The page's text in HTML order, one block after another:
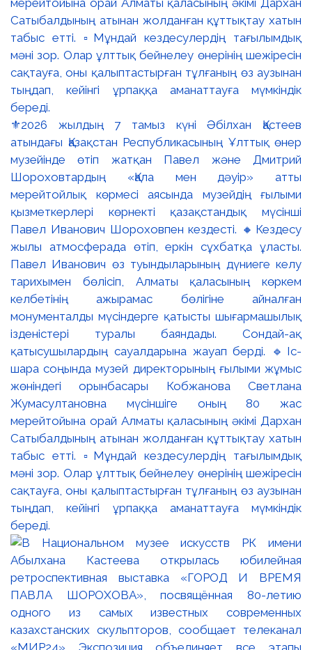
⚜️2026 жылдың 7 тамыз күні Әбілхан Қастеев
атындағы Қазақстан Республикасының Ұлттық өнер
музейінде өтіп жатқан Павел және Дмитрий
Шороховтардың «Қала мен дәуір» атты
мерейтойлық көрмесі аясында музейдің ғылыми
қызметкерлері көрнекті қазақстандық мүсінші
Павел Иванович Шороховпен кездесті. 🔸Кездесу
жылы атмосферада өтіп, еркін сұхбатқа ұласты.
Павел Иванович өз туындыларының дүниеге келу
тарихымен бөлісіп, Алматы қаласының көркем
келбетінің ажырамас бөлігіне айналған
монументалды мүсіндерге қатысты шығармашылық
ізденістері туралы баяндады. Сондай-ақ
қатысушылардың сауалдарына жауап берді. 🔹Іс-
шара соңында музей директорының ғылыми жұмыс
жөніндегі орынбасары Кобжанова Светлана
Жумасултановна мүсіншіге оның 80 жас
мерейтойына орай Алматы қаласының әкімі Дархан
Сатыбалдының атынан жолданған құттықтау хатын
табыс етті. ▫️Мұндай кездесулердің тағылымдық
мәні зор. Олар ұлттық бейнелеу өнерінің шежіресін
сақтауға, оны қалыптастырған тұлғаның өз аузынан
тыңдап, кейінгі ұрпаққа аманаттауға мүмкіндік
береді.